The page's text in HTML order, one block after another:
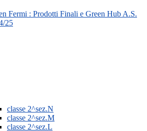
Fermi : Prodotti Finali e Green Hub A.S.
25
classe 2^sez.N
classe 2^sez.M
classe 2^sez.L